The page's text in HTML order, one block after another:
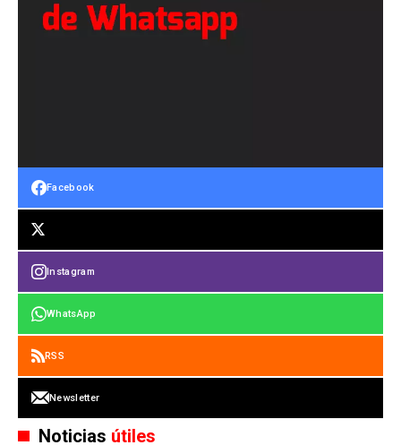
Facebook
Instagram
WhatsApp
RSS
Newsletter
Noticias útiles